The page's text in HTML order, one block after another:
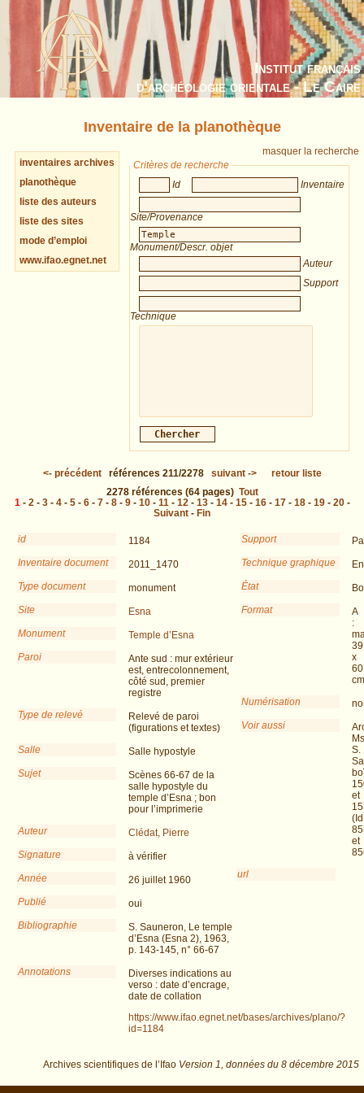
Institut français
d’archéologie orientale - Le Caire
Inventaire de la planothèque
inventaires archives
planothèque
liste des auteurs
liste des sites
mode d’emploi
www.ifao.egnet.net
masquer la recherche
Critères de recherche
Id
Inventaire
Site/Provenance
Monument/Descr. objet
Auteur
Support
Technique
<- précédent références 211/2278 suivant->
retour liste
2278 références (64 pages) Tout
1 - 2 - 3- 4- 5- 6- 7- 8- 9- 10- 11 - 12 - 13- 14- 15- 16- 17- 18- 19- 20-
Suivant - Fin
id
1184
Inventaire document
2011_1470
Type document
monument
Site
Esna
Monument
Temple d’Esna
Paroi
Ante sud : mur extérieur
est, entrecolonnement,
côté sud, premier
registre
Type de relevé
Relevé de paroi
(figurations et textes)
Salle
Salle hypostyle
Sujet
Scènes 66-67 de la
salle hypostyle du
temple d’Esna ; bon
pour l’imprimerie
Auteur
Clédat, Pierre
Signature
à vérifier
Année
26 juillet 1960
Publié
oui
Bibliographie
S. Sauneron, Le temple
d’Esna (Esna 2), 1963,
p. 143-145, n° 66-67
Annotations
Diverses indications au
verso : date d’encrage,
date de collation
Support
Technique graphique
État
Format
A
:
39
x
60
cm
Numérisation
Voir aussi
S.
et
et
url
https://www.ifao.egnet.net/bases/archives/plano/?
id=1184
Archives scientifiques de l’Ifao Version 1, données du 8 décembre 2015